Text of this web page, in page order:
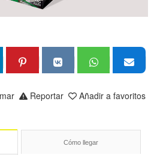
Añadir a favoritos
Reportar
Cómo llegar